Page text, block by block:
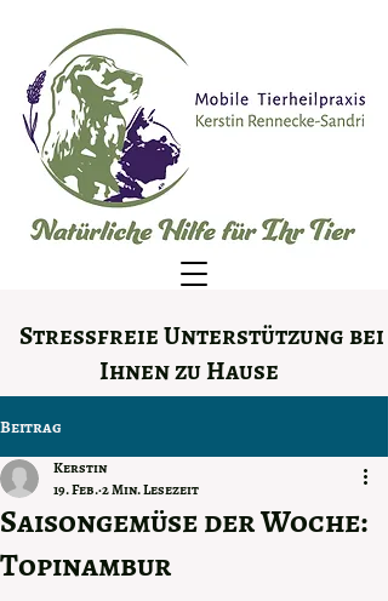
Stressfreie Unterstützung bei
Ihnen zu Hause
Beitrag
Saisongemüse der Woche:
Topinambur
Kerstin
19. Feb.2 Min. Lesezeit